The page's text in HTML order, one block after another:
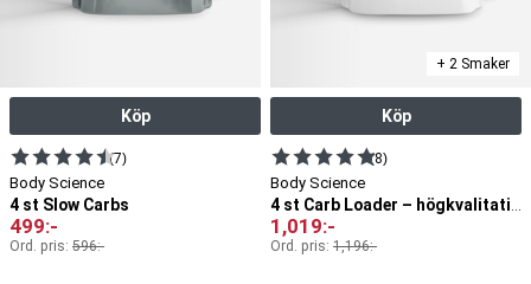
Köp
(7)
Body Science
4 st Slow Carbs
499:-
Ord. pris: 596:-
+ 2 Smaker
Köp
(8)
Body Science
4 st Carb Loader – högkvalitativ sportdryck
1,019:-
Ord. pris: 1,196:-